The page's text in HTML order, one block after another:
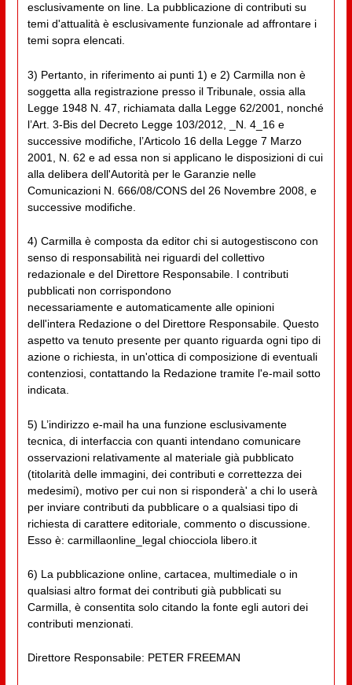
esclusivamente on line. La pubblicazione di contributi su
temi d'attualità è esclusivamente funzionale ad affrontare i
temi sopra elencati.
3) Pertanto, in riferimento ai punti 1) e 2) Carmilla non è
soggetta alla registrazione presso il Tribunale, ossia alla
Legge 1948 N. 47, richiamata dalla Legge 62/2001, nonché
l’Art. 3-Bis del Decreto Legge 103/2012, _N. 4_16 e
successive modifiche, l’Articolo 16 della Legge 7 Marzo
2001, N. 62 e ad essa non si applicano le disposizioni di cui
alla delibera dell'Autorità per le Garanzie nelle
Comunicazioni N. 666/08/CONS del 26 Novembre 2008, e
successive modifiche.
4) Carmilla è composta da editor chi si autogestiscono con
senso di responsabilità nei riguardi del collettivo
redazionale e del Direttore Responsabile. I contributi
pubblicati non corrispondono
necessariamente e automaticamente alle opinioni
dell'intera Redazione o del Direttore Responsabile. Questo
aspetto va tenuto presente per quanto riguarda ogni tipo di
azione o richiesta, in un'ottica di composizione di eventuali
contenziosi, contattando la Redazione tramite l'e-mail sotto
indicata.
5) L’indirizzo e-mail ha una funzione esclusivamente
tecnica, di interfaccia con quanti intendano comunicare
osservazioni relativamente al materiale già pubblicato
(titolarità delle immagini, dei contributi e correttezza dei
medesimi), motivo per cui non si risponderà' a chi lo userà
per inviare contributi da pubblicare o a qualsiasi tipo di
richiesta di carattere editoriale, commento o discussione.
Esso è: carmillaonline_legal chiocciola libero.it
6) La pubblicazione online, cartacea, multimediale o in
qualsiasi altro format dei contributi già pubblicati su
Carmilla, è consentita solo citando la fonte egli autori dei
contributi menzionati.
Direttore Responsabile: PETER FREEMAN